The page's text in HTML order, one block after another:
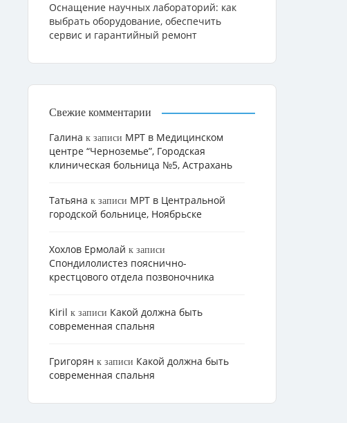
Оснащение научных лабораторий: как
выбрать оборудование, обеспечить
сервис и гарантийный ремонт
Свежие комментарии
Галина к записи МРТ в Медицинском
центре “Черноземье”, Городская
клиническая больница №5, Астрахань
Татьяна к записи МРТ в Центральной
городской больнице, Ноябрьске
Хохлов Ермолай к записи
Cпондилолистез пояснично-
крестцового отдела позвоночника
Kiril к записи Какой должна быть
современная спальня
Григорян к записи Какой должна быть
современная спальня